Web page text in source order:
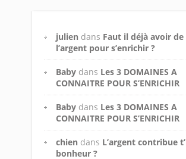
julien dans Faut il déjà avoir de
l’argent pour s’enrichir ?
Baby dans Les 3 DOMAINES A
CONNAITRE POUR S’ENRICHIR
Baby dans Les 3 DOMAINES A
CONNAITRE POUR S’ENRICHIR
chien dans L’argent contribue
bonheur ?